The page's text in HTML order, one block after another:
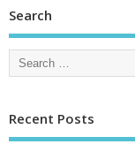
Search
Recent Posts